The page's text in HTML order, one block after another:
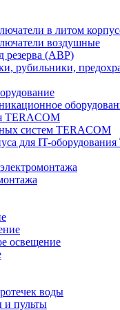
в литом
воздушные
резерва (АВР)
рубильники,
TERACOM
систем TERACOM
для IT-
освещение
воды
и пульты